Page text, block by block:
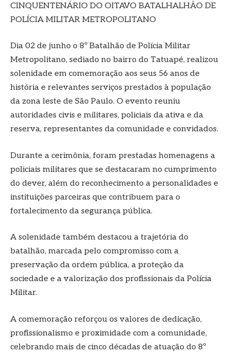
CINQUENTENÁRIO DO OITAVO BATALHALHÃO DE
POLÍCIA MILITAR METROPOLITANO
Dia 02 de junho o 8º Batalhão de Polícia Militar
Metropolitano, sediado no bairro do Tatuapé, realizou
solenidade em comemoração aos seus 56 anos de
história e relevantes serviços prestados à população
da zona leste de São Paulo. O evento reuniu
autoridades civis e militares, policiais da ativa e da
reserva, representantes da comunidade e convidados.
Durante a cerimônia, foram prestadas homenagens a
policiais militares que se destacaram no cumprimento
do dever, além do reconhecimento a personalidades e
instituições parceiras que contribuem para o
fortalecimento da segurança pública.
A solenidade também destacou a trajetória do
batalhão, marcada pelo compromisso com a
preservação da ordem pública, a proteção da
sociedade e a valorização dos profissionais da Polícia
Militar.
A comemoração reforçou os valores de dedicação,
profissionalismo e proximidade com a comunidade,
celebrando mais de cinco décadas de atuação do 8º